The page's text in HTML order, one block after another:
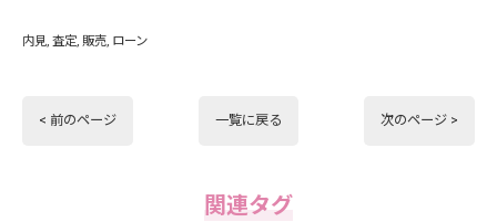
内見 査定 販売 ローン
< 前のページ 一覧に戻る 次のページ >
関連タグ